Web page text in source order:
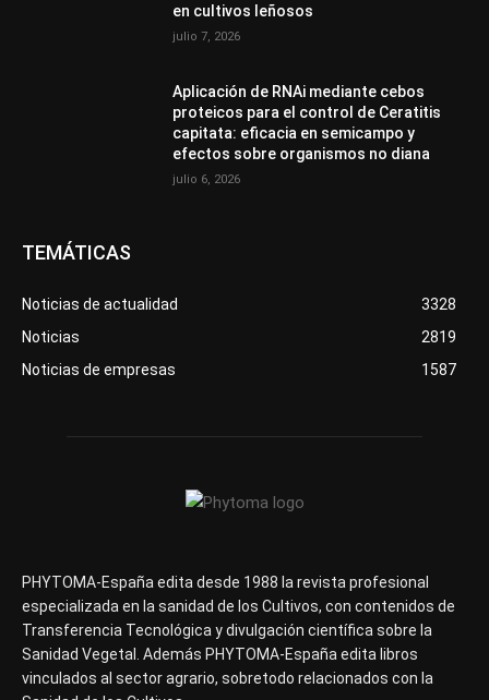
en cultivos leñosos
julio 7, 2026
Aplicación de RNAi mediante cebos
proteicos para el control de Ceratitis
capitata: eficacia en semicampo y
efectos sobre organismos no diana
julio 6, 2026
TEMÁTICAS
Noticias de actualidad
3328
Noticias
2819
Noticias de empresas
1587
PHYTOMA-España edita desde 1988 la revista profesional
especializada en la sanidad de los Cultivos, con contenidos de
Transferencia Tecnológica y divulgación científica sobre la
Sanidad Vegetal. Además PHYTOMA-España edita libros
vinculados al sector agrario, sobretodo relacionados con la